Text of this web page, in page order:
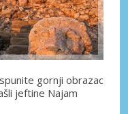
gornji obrazac
jeftine Najam